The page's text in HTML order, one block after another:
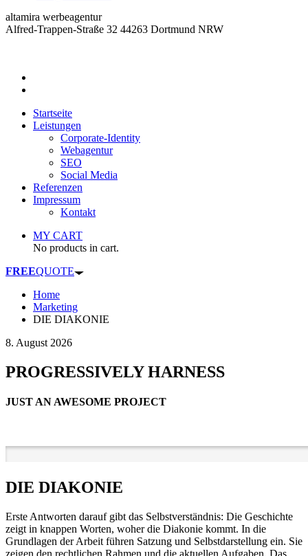
altamira werbeagentur
Alfred-Trappen-Straße 32 44263 Dortmund NRW
Startseite
Leistungen
Corporate-Identity
Webagentur
SEO
Social Media
Referenzen
Impressum
Kontakt
MY CART
No products in cart.
FREEQUOTE
Home
Marketing
DIE DIAKONIE
8. August 2026
PROGRESSIVELY HARNESS
JUST AN AWESOME PROJECT
DIE DIAKONIE
Erste Antworten darauf gibt das Selbstverständnis: Die Geschichte
zeigt in knappen Worten, woher die Diakonie kommt. In die
Grundlagen der Arbeit führen Satzung und Selbstdarstellung ein. Sie
zeigen den rechtlichen Rahmen und die aktuellen Aufgaben. Das